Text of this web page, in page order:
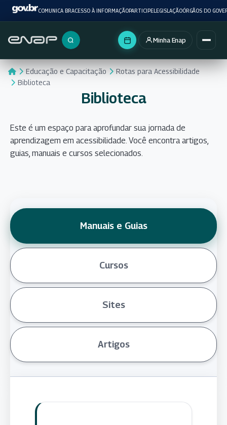
COMUNICA BRACESSO À INFORMAÇÃOPARTICIPELEGISLAÇÃOÓRGÃOS DO
Buscar no portal
Minha Enap
Educação e Capacitação
Rotas para Acessibilidade
Biblioteca
Biblioteca
Este é um espaço para aprofundar sua jornada de
aprendizagem em acessibilidade. Você encontra artigos,
guias, manuais e cursos selecionados.
Manuais e Guias
Cursos
Sites
Artigos